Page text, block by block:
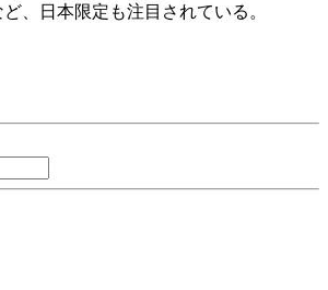
、日本限定も注目されている。